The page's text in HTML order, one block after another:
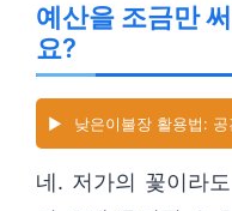
예산을 조금만
요?
▶️ 낮은이불장 활용법: 공
네. 저가의 꽃이라